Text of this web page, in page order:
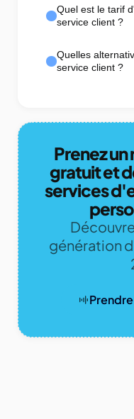
Quel est le tarif
service client ?
Quelles
service client ?
Prenez
gratuit et
services
génération